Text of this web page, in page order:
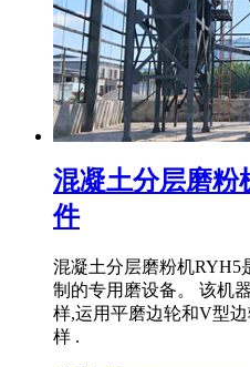
混凝土分层磨粉
件
混凝土分层磨粉机RYH5
制的专用磨设备。 该机
样,运用平磨边轮和V型
样 .